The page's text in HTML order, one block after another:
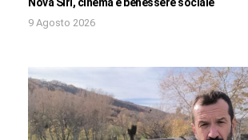
Nova Siri, cinema e benessere sociale
9 Agosto 2026